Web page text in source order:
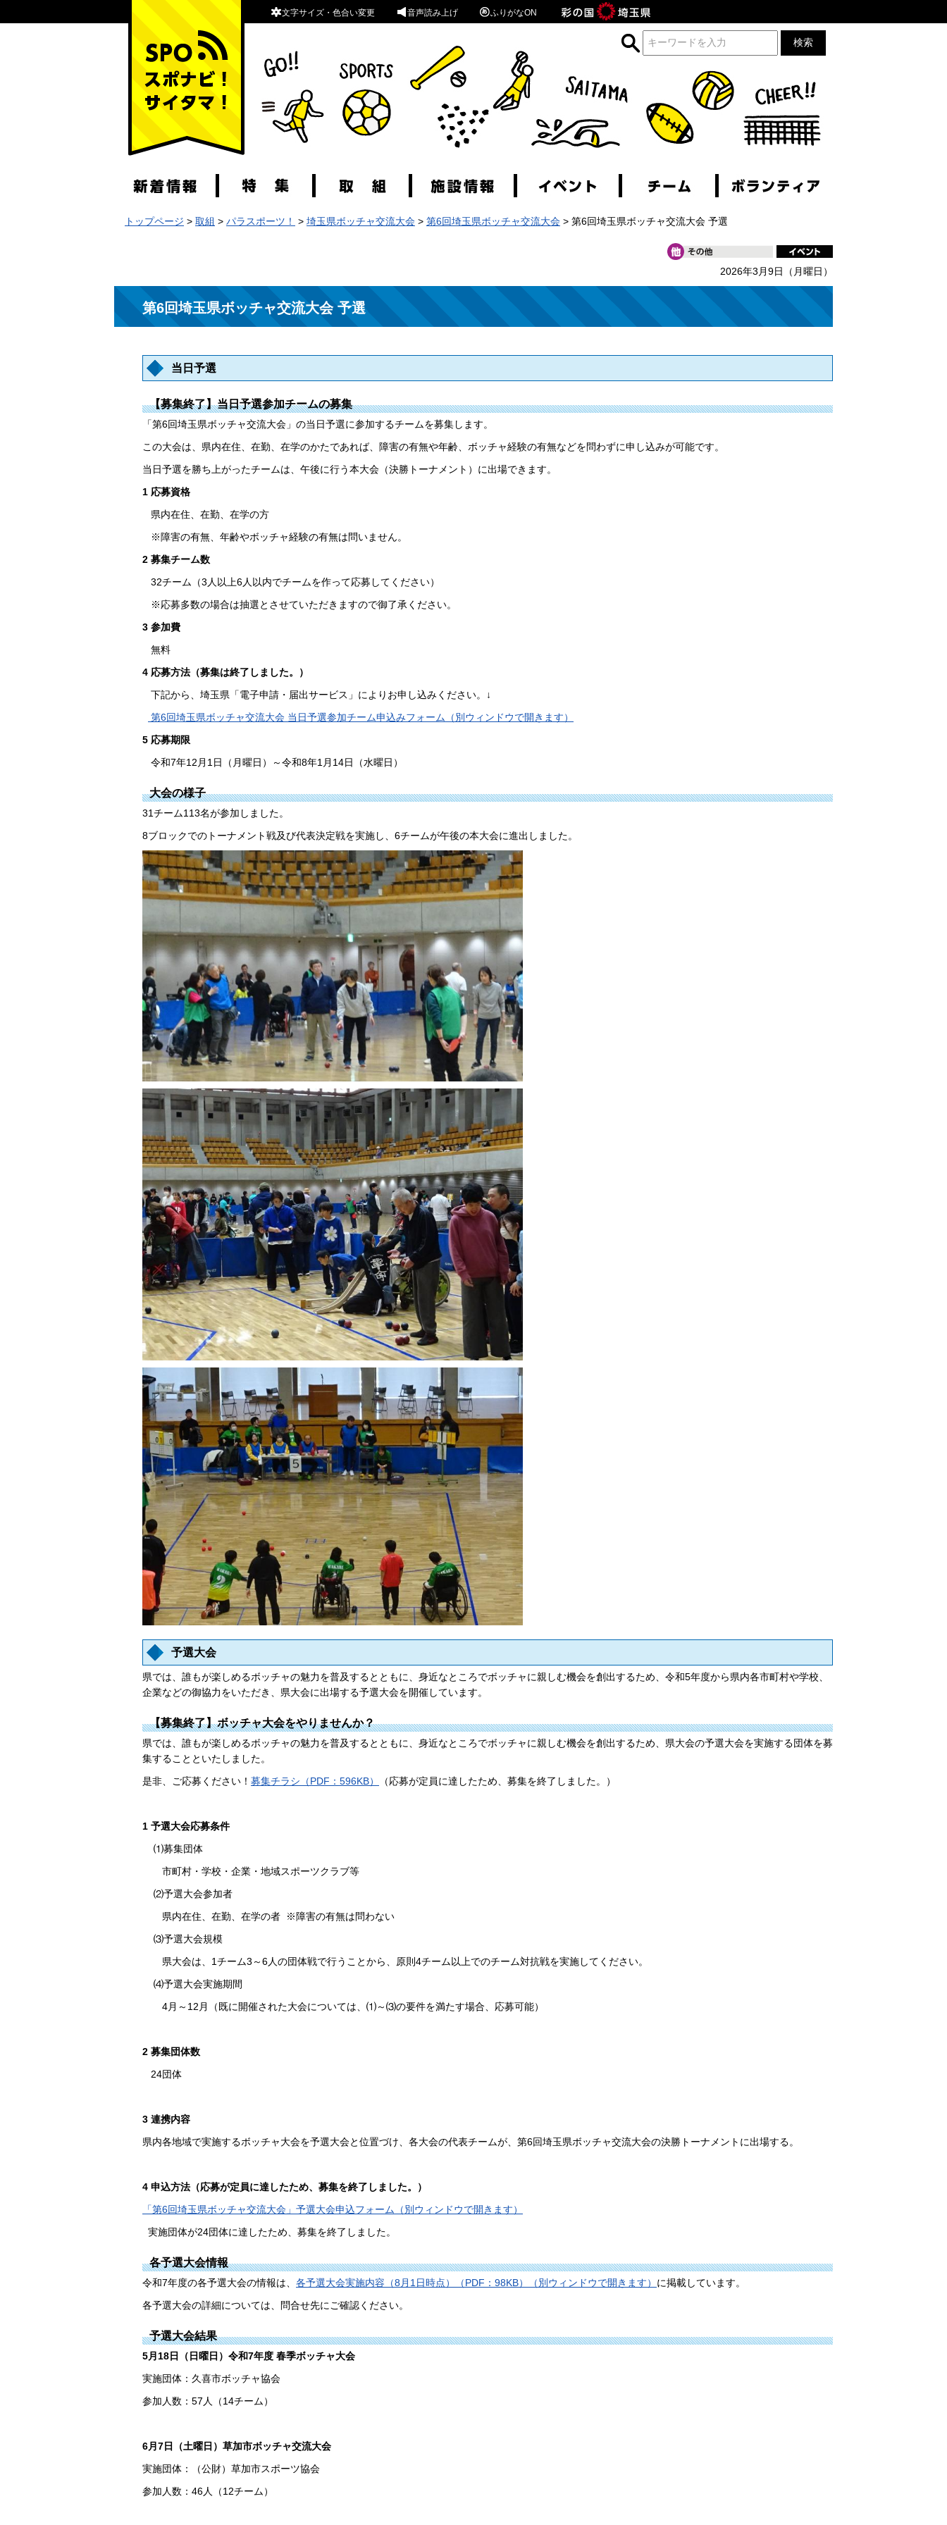
スポナビ！サイタマ！
文字サイズ・色合い変更 音声読み上げ ふりがなON
トップページ > 取組 > パラスポーツ！ > 埼玉県ボッチャ交流大会 > 第6回埼玉県ボッチャ交流大会 > 第6回埼玉県ボッチャ交流大会 予選
2026年3月9日（月曜日）
第6回埼玉県ボッチャ交流大会 予選
当日予選
【募集終了】当日予選参加チームの募集
「第6回埼玉県ボッチャ交流大会」の当日予選に参加するチームを募集します。
この大会は、県内在住、在勤、在学のかたであれば、障害の有無や年齢、ボッチャ経験の有無などを問わずに申し込みが可能です。
当日予選を勝ち上がったチームは、午後に行う本大会（決勝トーナメント）に出場できます。
1 応募資格
県内在住、在勤、在学の方
※障害の有無、年齢やボッチャ経験の有無は問いません。
2 募集チーム数
32チーム（3人以上6人以内でチームを作って応募してください）
※応募多数の場合は抽選とさせていただきますので御了承ください。
3 参加費
無料
4 応募方法（募集は終了しました。）
下記から、埼玉県「電子申請・届出サービス」によりお申し込みください。↓
第6回埼玉県ボッチャ交流大会 当日予選参加チーム申込みフォーム（別ウィンドウで開きます）
5 応募期限
令和7年12月1日（月曜日）～令和8年1月14日（水曜日）
大会の様子
31チーム113名が参加しました。
8ブロックでのトーナメント戦及び代表決定戦を実施し、6チームが午後の本大会に進出しました。
予選大会
県では、誰もが楽しめるボッチャの魅力を普及するとともに、身近なところでボッチャに親しむ機会を創出するため、令和5年度から県内各市町村や学校、
企業などの御協力をいただき、県大会に出場する予選大会を開催しています。
【募集終了】ボッチャ大会をやりませんか？
県では、誰もが楽しめるボッチャの魅力を普及するとともに、身近なところでボッチャに親しむ機会を創出するため、県大会の予選大会を実施する団体を募
集することといたしました。
是非、ご応募ください！ 募集チラシ（PDF：596KB） （応募が定員に達したため、募集を終了しました。）
1 予選大会応募条件
⑴募集団体
市町村・学校・企業・地域スポーツクラブ等
⑵予選大会参加者
県内在住、在勤、在学の者 ※障害の有無は問わない
⑶予選大会規模
県大会は、1チーム3～6人の団体戦で行うことから、原則4チーム以上でのチーム対抗戦を実施してください。
⑷予選大会実施期間
4月～12月（既に開催された大会については、⑴～⑶の要件を満たす場合、応募可能）
2 募集団体数
24団体
3 連携内容
県内各地域で実施するボッチャ大会を予選大会と位置づけ、各大会の代表チームが、第6回埼玉県ボッチャ交流大会の決勝トーナメントに出場する。
4 申込方法（応募が定員に達したため、募集を終了しました。）
「第6回埼玉県ボッチャ交流大会」予選大会申込フォーム（別ウィンドウで開きます）
実施団体が24団体に達したため、募集を終了しました。
各予選大会情報
令和7年度の各予選大会の情報は、 各予選大会実施内容（8月1日時点）（PDF：98KB）（別ウィンドウで開きます） に掲載しています。
各予選大会の詳細については、問合せ先にご確認ください。
予選大会結果
5月18日（日曜日）令和7年度 春季ボッチャ大会
実施団体：久喜市ボッチャ協会
参加人数：57人（14チーム）
6月7日（土曜日）草加市ボッチャ交流大会
実施団体：（公財）草加市スポーツ協会
参加人数：46人（12チーム）